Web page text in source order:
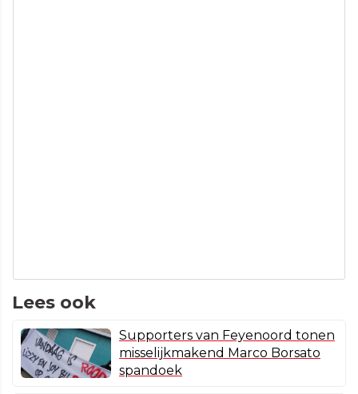
Lees ook
Supporters van Feyenoord tonen
misselijkmakend Marco Borsato
spandoek